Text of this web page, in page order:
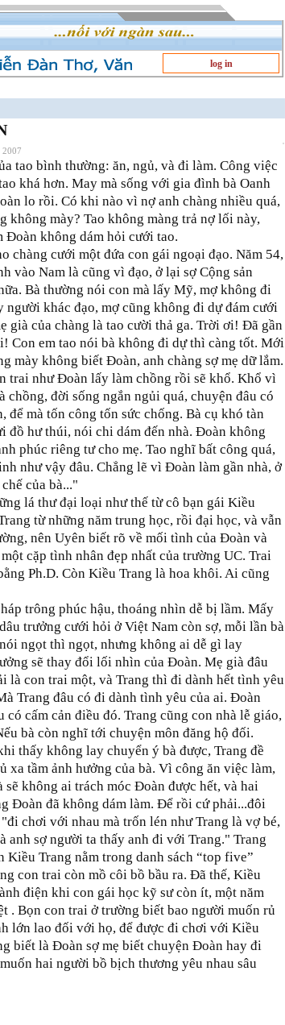
log in
2007
tao bình thường: ăn, ngủ, và đi làm. Công việc
khá hơn. May mà sống với gia đình bà Oanh
lo rồi. Có khi nào vì nợ anh chàng nhiều quá,
không mày? Tao không màng trả nợ lối này,
Đoàn không dám hỏi cưới tao.
chàng cưới một đứa con gái ngoại đạo. Năm 54,
vào Nam là cũng vì đạo, ở lại sợ Cộng sản
Bà thường nói con mà lấy Mỹ, mợ không đi
người khác đạo, mợ cũng không đi dự đám cưới
già của chàng là tao cười thả ga. Trời ơi! Đã gần
Con em tao nói bà không đi dự thì càng tốt. Mới
mày không biết Đoàn, anh chàng sợ mẹ dữ lắm.
trai như Đoàn lấy làm chồng rồi sẽ khổ. Khổ vì
đời sống ngắn ngủi quá, chuyện đâu có
để mà tốn công tốn sức chống. Bà cụ khó tàn
đồ hư thúi, nói chi dám đến nhà. Đoàn không
phúc riêng tư cho mẹ. Tao nghĩ bất công quá,
như vậy đâu. Chẳng lẽ vì Đoàn làm gần nhà, ở
của bà..."
lá thư đại loại như thế từ cô bạn gái Kiều
từ những năm trung học, rồi đại học, và vẫn
nên Uyên biết rõ về mối tình của Đoàn và
cặp tình nhân đẹp nhất của trường UC. Trai
Ph.D. Còn Kiều Trang là hoa khôi. Ai cũng
trông phúc hậu, thoáng nhìn dễ bị lầm. Mấy
trưởng cưới hỏi ở Việt Nam còn sợ, mỗi lần bà
ngọt thì ngọt, nhưng không ai dễ gì lay
sẽ thay đổi lối nhìn của Đoàn. Mẹ già đâu
là con trai một, và Trang thì đi dành hết tình yêu
Trang đâu có đi dành tình yêu của ai. Đoàn
có cấm cản điều đó. Trang cũng con nhà lễ giáo,
bà còn nghĩ tới chuyện môn đăng hộ đối.
thấy không lay chuyển ý bà được, Trang đề
xa tầm ảnh hưởng của bà. Vì công ăn việc làm,
sẽ không ai trách móc Đoàn được hết, và hai
Đoàn đã không dám làm. Để rồi cứ phải...đôi
chơi với nhau mà trốn lén như Trang là vợ bé,
anh sợ người ta thấy anh đi với Trang." Trang
Kiều Trang nằm trong danh sách “top five”
con trai còn mồ côi bồ bầu ra. Đã thế, Kiều
điện khi con gái học kỹ sư còn ít, một năm
. Bọn con trai ở trường biết bao người muốn rủ
lớn lao đối với họ, để được đi chơi với Kiều
biết là Đoàn sợ mẹ biết chuyện Đoàn hay đi
hai người bồ bịch thương yêu nhau sâu